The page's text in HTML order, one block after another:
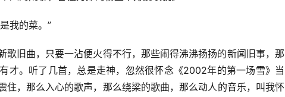
我的菜。”
歌旧曲，只要一沾便火得不行，那些闹得沸沸扬扬的新闻旧事，那
才。听了几首，总是走神，忽然很怀念《2002年的第一场雪》当
，那么入心的歌声，那么绕梁的歌曲，那么动人的音乐，叫我怀